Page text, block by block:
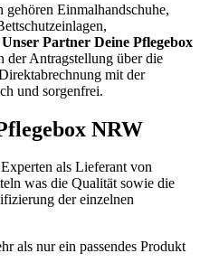
Einmalhandschuhe,
Unser Partner Deine Pflegebox
der Antragstellung über die
mit der
und sorgenfrei.
NRW
als Lieferant von
was die Qualität sowie die
der einzelnen
als nur ein passendes Produkt